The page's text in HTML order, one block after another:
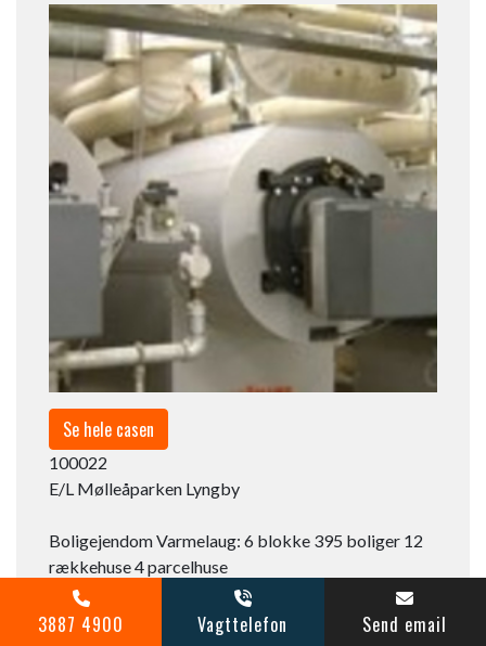
Se hele casen
100022​
E/L Mølleåparken Lyngby
Boligejendom Varmelaug: 6 blokke 395 boliger 12
rækkehuse 4 parcelhuse
NaturGas 1 VC​
3887 4900 Vagttelefon Send email